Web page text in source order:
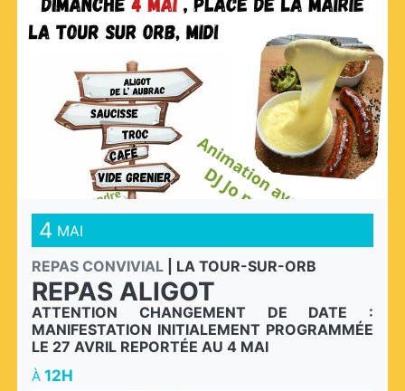
4 MAI
REPAS CONVIVIAL
LA TOUR-SUR-ORB
REPAS ALIGOT
ATTENTION CHANGEMENT DE DATE :
MANIFESTATION INITIALEMENT PROGRAMMÉE
LE 27 AVRIL REPORTÉE AU 4 MAI
À 12H